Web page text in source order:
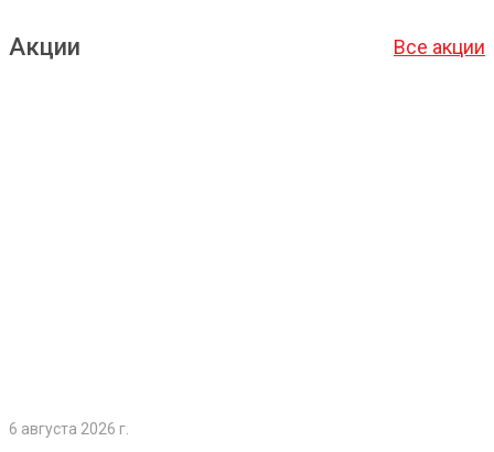
Акции Все акции
6 августа 2026 г.